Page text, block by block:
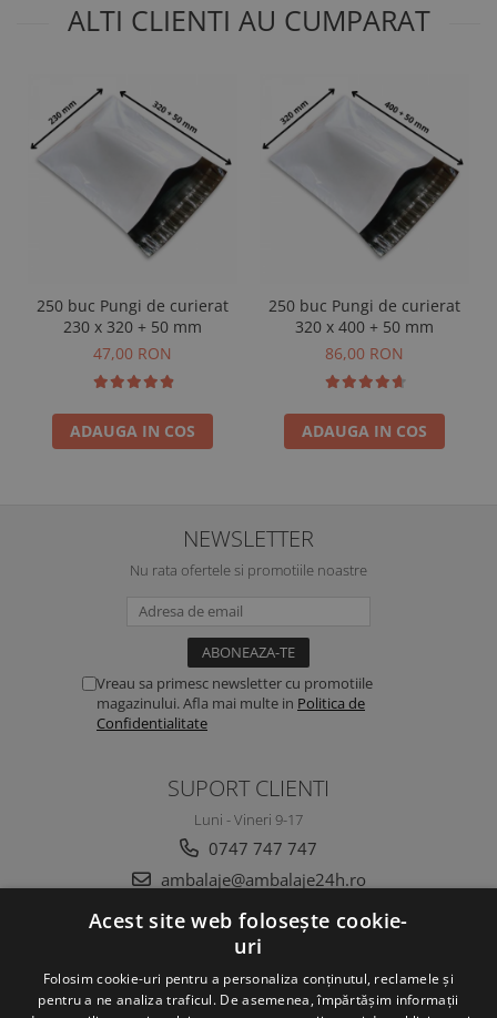
ALTI CLIENTI AU CUMPARAT
250 buc Pungi de curierat
230 x 320 + 50 mm
47,00 RON
ADAUGA IN COS
250 buc Pungi de curierat
320 x 400 + 50 mm
86,00 RON
ADAUGA IN COS
NEWSLETTER
Nu rata ofertele si promotiile noastre
Vreau sa primesc newsletter cu promotiile
magazinului. Afla mai multe in Politica de
Confidentialitate
SUPORT CLIENTI
Luni - Vineri 9-17
0747 747 747
ambalaje@ambalaje24h.ro
MAGAZINUL MEU
CLIENTI
Acest site web folosește cookie-
uri
Folosim cookie-uri pentru a personaliza conținutul, reclamele și
pentru a ne analiza traficul. De asemenea, împărtășim informații